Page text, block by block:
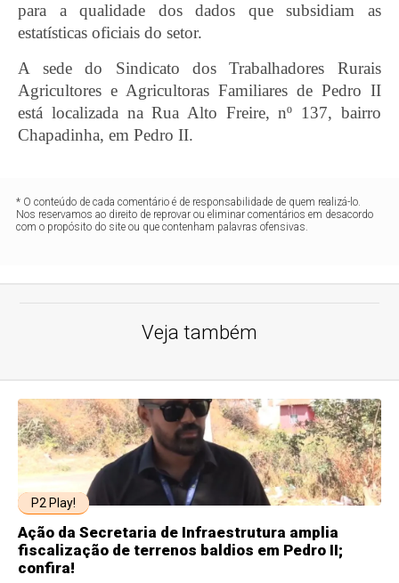
para a qualidade dos dados que subsidiam as
estatísticas oficiais do setor.
A sede do Sindicato dos Trabalhadores Rurais
Agricultores e Agricultoras Familiares de Pedro II
está localizada na Rua Alto Freire, nº 137, bairro
Chapadinha, em Pedro II.
* O conteúdo de cada comentário é de responsabilidade de quem realizá-lo.
Nos reservamos ao direito de reprovar ou eliminar comentários em desacordo
com o propósito do site ou que contenham palavras ofensivas.
Veja também
P2 Play!
Ação da Secretaria de Infraestrutura amplia
fiscalização de terrenos baldios em Pedro II;
confira!